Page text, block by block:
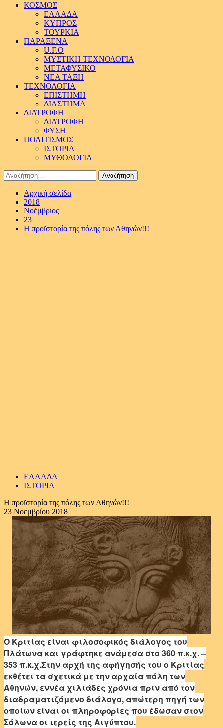
ΚΟΣΜΟΣ
ΕΛΛΑΔΑ
ΚΥΠΡΟΣ
ΤΟΥΡΚΙΑ
ΠΑΡΑΞΕΝΑ
U.F.O
ΜΥΣΤΙΚΗ ΤΕΧΝΟΛΟΓΙΑ
ΜΕΤΑΦΥΣΙΚΟ
ΝΕΑ ΤΑΞΗ
ΤΕΧΝΟΛΟΓΙΑ
ΕΠΙΣΤΗΜΗ
ΔΙΑΣΤΗΜΑ
ΔΙΑΤΡΟΦΗ
ΔΙΑΤΡΟΦΗ
ΦΥΣΗ
ΠΟΛΙΤΙΣΜΟΣ
ΙΣΤΟΡΙΑ
ΜΥΘΟΛΟΓΙΑ
Αναζήτηση
για:
Αρχική σελίδα
2018
Νοέμβριος
23
Η προϊστορία της πόλης των Αθηνών!!!
ΕΛΛΑΔΑ
ΙΣΤΟΡΙΑ
Η προϊστορία της πόλης των Αθηνών!!!
23 Νοεμβρίου 2018
Ο Κριτίας είναι φιλοσοφικός διάλογος του
Πλάτωνα και γράφτηκε ανάμεσα στο 360 π.κ.χ. –
353 π.κ.χ.Στην αρχή της αφήγησής του ο Κριτίας
εκθέτει τα σχετικά με την αρχαία πόλη των
Αθηνών, εννέα χιλιάδες χρόνια πριν από τον
διαδραματιζόμενο διάλογο, απώτερη πηγή των
οποίων είναι οι πληροφορίες που έδωσαν στον
Σόλωνα οι ιερείς της Αιγύπτου.